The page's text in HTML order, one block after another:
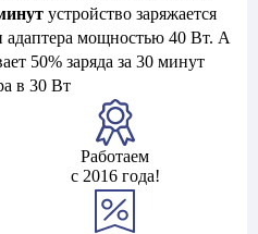
устройство заряжается
адаптера мощностью 40 Вт. А
50% заряда за 30 минут
в 30 Вт
Работаем
с 2016 года!